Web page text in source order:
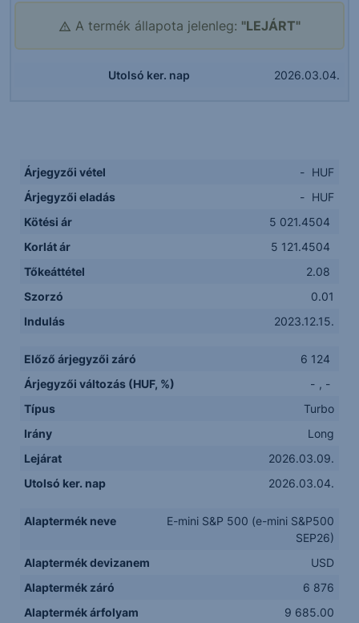
A termék állapota jelenleg: "LEJÁRT"
Utolsó ker. nap 2026.03.04.
Árjegyzői vétel - HUF
Árjegyzői eladás
- HUF
Kötési ár
5 021.4504
Korlát ár
5 121.4504
Tőkeáttétel
2.08
Szorzó
0.01
Indulás
2023.12.15.
Előző árjegyzői záró
6 124
Árjegyzői változás (HUF, %)
- , -
Típus
Turbo
Irány
Long
Lejárat
2026.03.09.
Utolsó ker. nap
2026.03.04.
Alaptermék neve
E-mini S&P 500 (e-mini S&P500
SEP26)
Alaptermék devizanem
USD
Alaptermék záró
6 876
Alaptermék árfolyam
9 685.00